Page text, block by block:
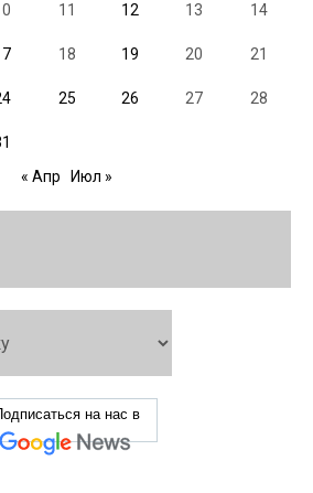
11 12 13 14
18 19 20 21
25 26 27 28
« Апр
Июл »
на нас в